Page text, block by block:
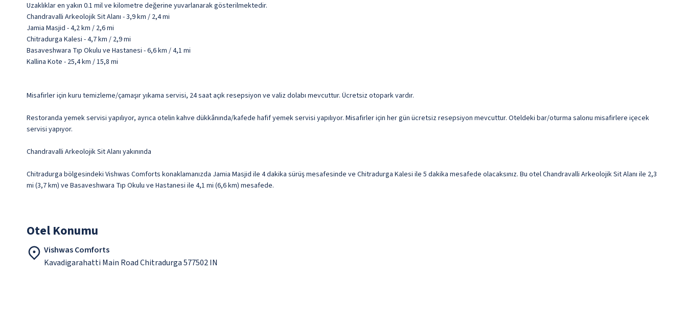
Uzaklıklar en yakın 0.1 mil ve kilometre değerine yuvarlanarak gösterilmektedir.
Chandravalli Arkeolojik Sit Alanı - 3,9 km / 2,4 mi
Jamia Masjid - 4,2 km / 2,6 mi
Chitradurga Kalesi - 4,7 km / 2,9 mi
Basaveshwara Tıp Okulu ve Hastanesi - 6,6 km / 4,1 mi
Kallina Kote - 25,4 km / 15,8 mi
Misafirler için kuru temizleme/çamaşır yıkama servisi, 24 saat açık resepsiyon ve valiz dolabı mevcuttur. Ücretsiz otopark vardır.
Restoranda yemek servisi yapılıyor, ayrıca otelin kahve dükkânında/kafede hafif yemek servisi yapılıyor. Misafirler için her gün ücretsiz resepsiyon mevcuttur. Oteldeki bar/oturma salonu misafirlere içecek
servisi yapıyor.
Chandravalli Arkeolojik Sit Alanı yakınında
Chitradurga bölgesindeki Vishwas Comforts konaklamanızda Jamia Masjid ile 4 dakika sürüş mesafesinde ve Chitradurga Kalesi ile 5 dakika mesafede olacaksınız. Bu otel Chandravalli Arkeolojik Sit Alanı ile 2,3
mi (3,7 km) ve Basaveshwara Tıp Okulu ve Hastanesi ile 4,1 mi (6,6 km) mesafede.
Otel Konumu
Vishwas Comforts
Kavadigarahatti Main Road Chitradurga 577502 IN